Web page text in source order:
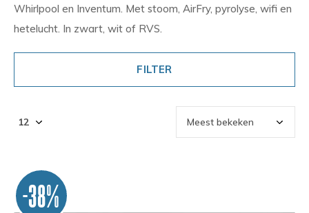
Whirlpool en Inventum. Met stoom, AirFry, pyrolyse, wifi en
hetelucht. In zwart, wit of RVS.
FILTER
-38%